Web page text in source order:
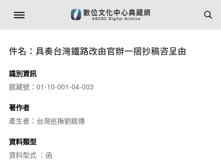
件名：具奏台灣鐵路改由官辦一摺抄稿咨呈由
識別資訊
館藏號：01-10-001-04-003
著作者
產生者：台灣巡撫劉銘傳
資料類型
資料型式 ：函